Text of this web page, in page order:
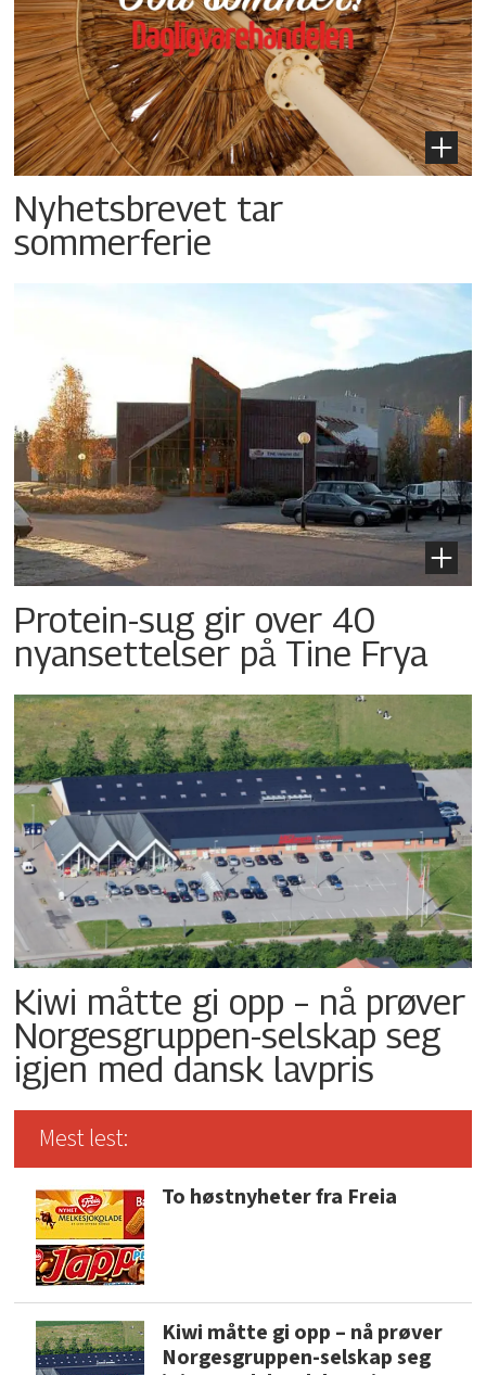
Nyhetsbrevet tar
sommerferie
Protein-sug gir over 40
nyansettelser på Tine Frya
Kiwi måtte gi opp – nå prøver
Norgesgruppen-selskap seg
igjen med dansk lavpris
Mest lest:
To høstnyheter fra Freia
Kiwi måtte gi opp – nå prøver
Norgesgruppen-selskap seg